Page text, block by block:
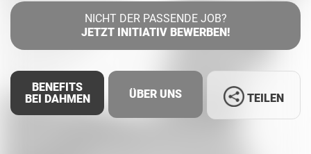
NICHT DER PASSENDE JOB?
JETZT INITIATIV BEWERBEN!
BENEFITS
BEI DAHMEN
ÜBER UNS TEILEN